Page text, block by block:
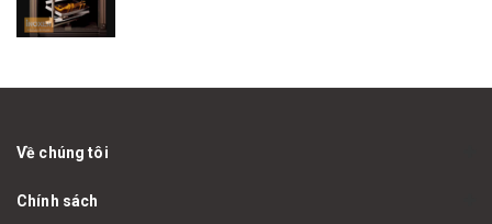
Về chúng tôi
Chính sách